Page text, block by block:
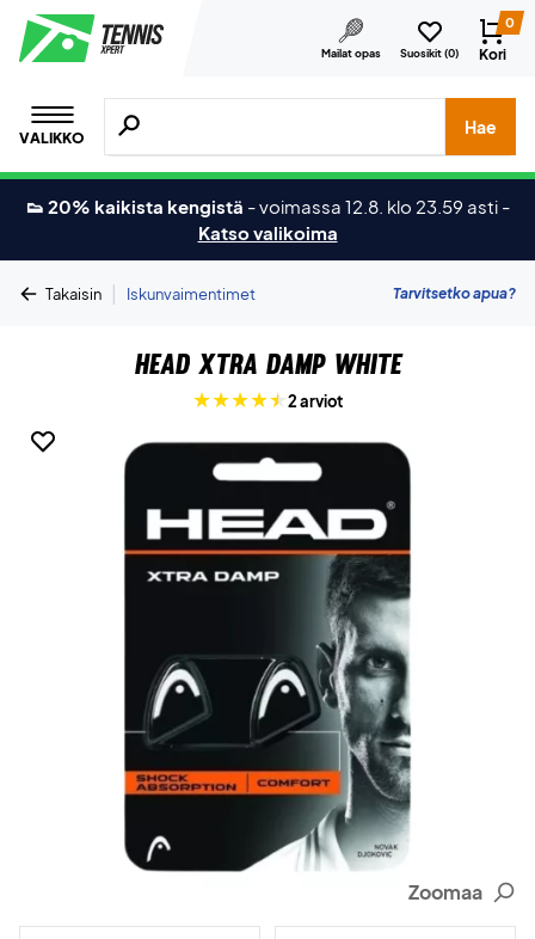
Mailat opas Suosikit (0)
0
Kori
VALIKKO
Hae tuotteita, merkkejä jne.
Hae
👟 20% kaikista kengistä -voimassa 12.8. klo 23.59 asti -
Katso valikoima
Takaisin | Iskunvaimentimet Tarvitsetko apua?
Head Xtra Damp White
2 arviot
Zoomaa